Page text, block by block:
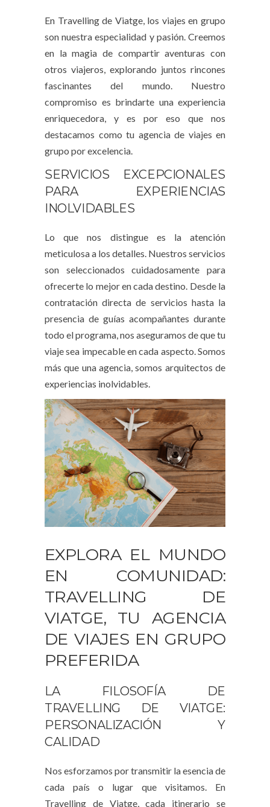
En Travelling de Viatge, los viajes en grupo
son nuestra especialidad y pasión. Creemos
en la magia de compartir aventuras con
otros viajeros, explorando juntos rincones
fascinantes del mundo. Nuestro
compromiso es brindarte una experiencia
enriquecedora, y es por eso que nos
destacamos como tu agencia de viajes en
grupo por excelencia.
SERVICIOS EXCEPCIONALES
PARA EXPERIENCIAS
INOLVIDABLES
Lo que nos distingue es la atención
meticulosa a los detalles. Nuestros servicios
son seleccionados cuidadosamente para
ofrecerte lo mejor en cada destino. Desde la
contratación directa de servicios hasta la
presencia de guías acompañantes durante
todo el programa, nos aseguramos de que tu
viaje sea impecable en cada aspecto. Somos
más que una agencia, somos arquitectos de
experiencias inolvidables.
EXPLORA EL MUNDO
EN COMUNIDAD:
TRAVELLING DE
VIATGE, TU AGENCIA
DE VIAJES EN GRUPO
PREFERIDA
LA FILOSOFÍA DE
TRAVELLING DE VIATGE:
PERSONALIZACIÓN Y
CALIDAD
Nos esforzamos por transmitir la esencia de
cada país o lugar que visitamos. En
Travelling de Viatge, cada itinerario se